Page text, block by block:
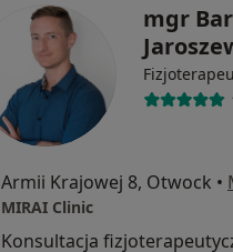
mgr
Armii Krajowej 8, Otwock •
MIRAI Clinic
Konsultacja